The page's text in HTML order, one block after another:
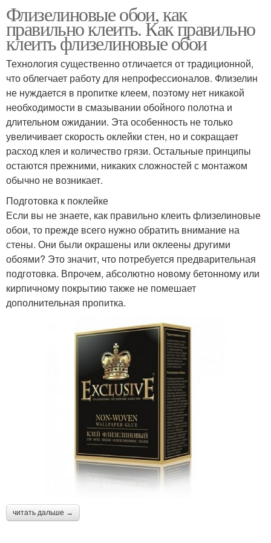
Флизелиновые обои, как
правильно клеить. Как правильно
клеить флизелиновые обои
Технология существенно отличается от традиционной,
что облегчает работу для непрофессионалов. Флизелин
не нуждается в пропитке клеем, поэтому нет никакой
необходимости в смазывании обойного полотна и
длительном ожидании. Эта особенность не только
увеличивает скорость оклейки стен, но и сокращает
расход клея и количество грязи. Остальные принципы
остаются прежними, никаких сложностей с монтажом
обычно не возникает.
Подготовка к поклейке
Если вы не знаете, как правильно клеить флизелиновые
обои, то прежде всего нужно обратить внимание на
стены. Они были окрашены или оклеены другими
обоями? Это значит, что потребуется предварительная
подготовка. Впрочем, абсолютно новому бетонному или
кирпичному покрытию также не помешает
дополнительная пропитка.
читать дальше →